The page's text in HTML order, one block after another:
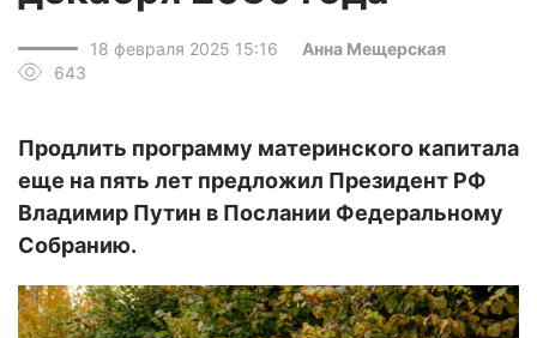
18 февраля 2025 15:16
Анна Мещерская
643
Продлить программу материнского капитала
еще на пять лет предложил Президент РФ
Владимир Путин в Послании Федеральному
Собранию.